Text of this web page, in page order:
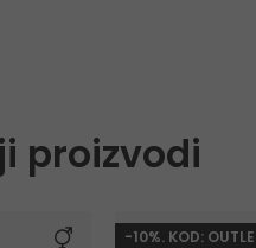
proizvodi
-10%. KOD: